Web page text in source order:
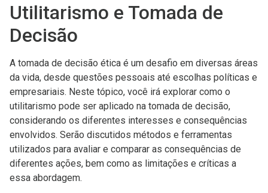
Utilitarismo e Tomada de
Decisão
A tomada de decisão ética é um desafio em diversas áreas
da vida, desde questões pessoais até escolhas políticas e
empresariais. Neste tópico, você irá explorar como o
utilitarismo pode ser aplicado na tomada de decisão,
considerando os diferentes interesses e consequências
envolvidos. Serão discutidos métodos e ferramentas
utilizados para avaliar e comparar as consequências de
diferentes ações, bem como as limitações e críticas a
essa abordagem.